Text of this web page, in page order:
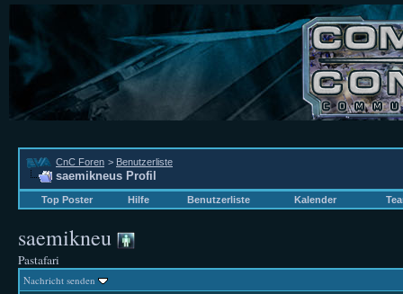
CnC Foren > Benutzerliste
saemikneus Profil
Top Poster Hilfe Benutzerliste Kalender
saemikneu
Pastafari
Nachricht senden